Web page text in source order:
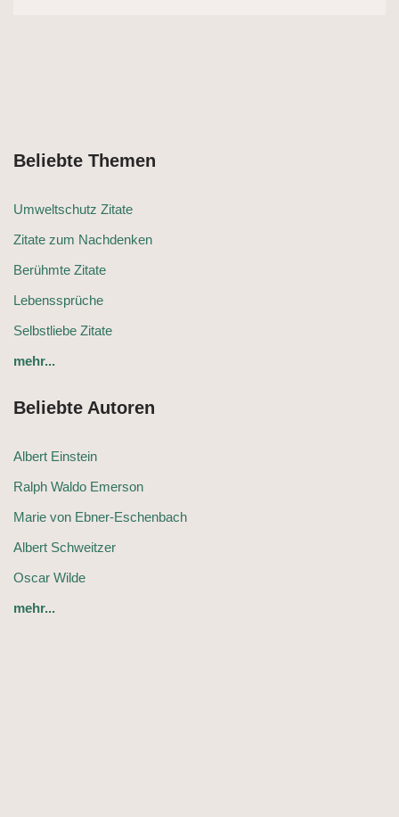
Beliebte Themen
Umweltschutz Zitate
Zitate zum Nachdenken
Berühmte Zitate
Lebenssprüche
Selbstliebe Zitate
mehr...
Beliebte Autoren
Albert Einstein
Ralph Waldo Emerson
Marie von Ebner-Eschenbach
Albert Schweitzer
Oscar Wilde
mehr...